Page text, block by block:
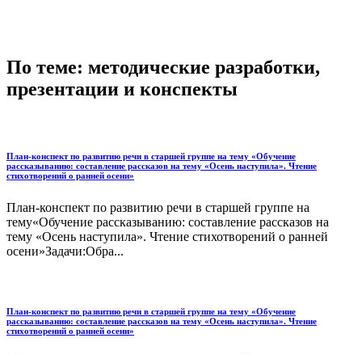
По теме: методические разработки,
презентации и конспекты
План-конспект по развитию речи в старшей группе на тему «Обучение
рассказыванию: составление рассказов на тему «Осень наступила». Чтение
стихотворений о ранней осени»
План-конспект по развитию речи в старшей группе на
тему«Обучение рассказыванию: составление рассказов на
тему «Осень наступила». Чтение стихотворений о ранней
осени»Задачи:Обра...
План-конспект по развитию речи в старшей группе на тему «Обучение
рассказыванию: составление рассказов на тему «Осень наступила». Чтение
стихотворений о ранней осени»